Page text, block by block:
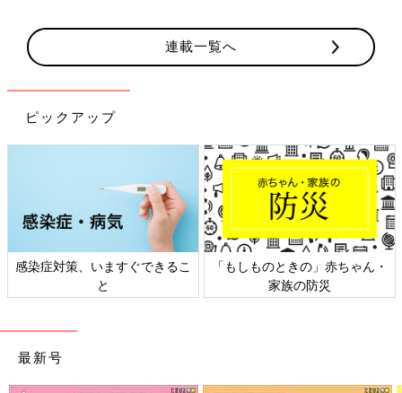
連載一覧へ
ピックアップ
」赤ちゃん・
日本外来小児科学会リーフレッ
六星占術 細木か
最新号